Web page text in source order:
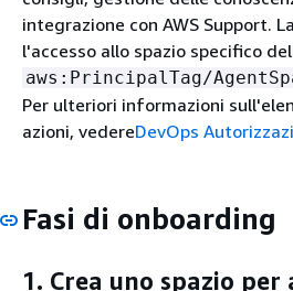
integrazione con AWS Support.
l'accesso allo spazio specifico
aws:PrincipalTag/
Per ulteriori informazioni
azioni, vedereDevOps
Fasi di onboarding
1. Crea uno spazio per